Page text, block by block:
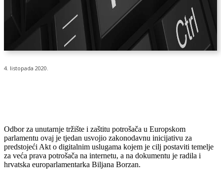
4. listopada 2020.
Odbor za unutarnje tržište i zaštitu potrošača u Europskom
parlamentu ovaj je tjedan usvojio zakonodavnu inicijativu za
predstojeći Akt o digitalnim uslugama kojem je cilj postaviti temelje
za veća prava potrošača na internetu, a na dokumentu je radila i
hrvatska europarlamentarka Biljana Borzan.